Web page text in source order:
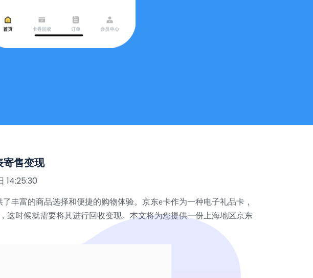
售变现
14:25:30
丰富的商品选择和便捷的购物体验。京东e卡作为一种电子礼品卡，
这时候就需要将其进行回收变现。本文将为您提供一份上海地区京东